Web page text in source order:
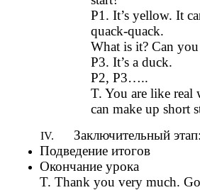
P1. It’s yellow. It
quack-quack.
What is it? Can you
P3. It’s a duck.
P2, P3…..
T. You are like real
can make up short
Заключительный этап:
Подведение итогов
Окончание урока
T. Thank you very much.